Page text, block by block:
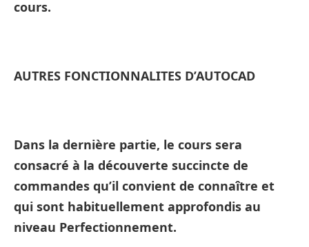
cours.
AUTRES FONCTIONNALITES D’AUTOCAD
Dans la dernière partie, le cours sera
consacré à la découverte succincte de
commandes qu’il convient de connaître et
qui sont habituellement approfondis au
niveau Perfectionnement.